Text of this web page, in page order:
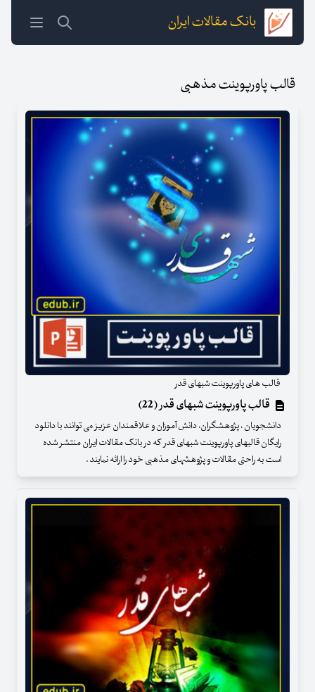
بانک مقالات ایران
قالب پاورپوینت مذهبی
قالب های پاورپوینت شبهای قدر
قالب پاورپوینت شبهای قدر (22)
دانشجویان ، پژوهشگران، دانش آموزان و علاقمندان عزیز می توانند با دانلود
رایگان قالبهای پاورپوینت شبهای قدر که در بانک مقالات ایران منتشر شده
است به راحتی مقالات و پژوهشهای مذهبی خود را ارائه نمایند .